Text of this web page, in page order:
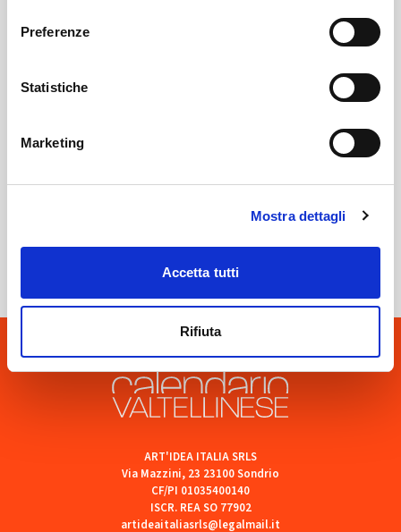
Preferenze
Statistiche
Marketing
Mostra dettagli
Accetta tutti
Rifiuta
Necrologi
ART'IDEA ITALIA SRLS
Via Mazzini, 23 23100 Sondrio
CF/PI 01035400140
ISCR. REA SO 77902
artideaitaliasrls@legalmail.it